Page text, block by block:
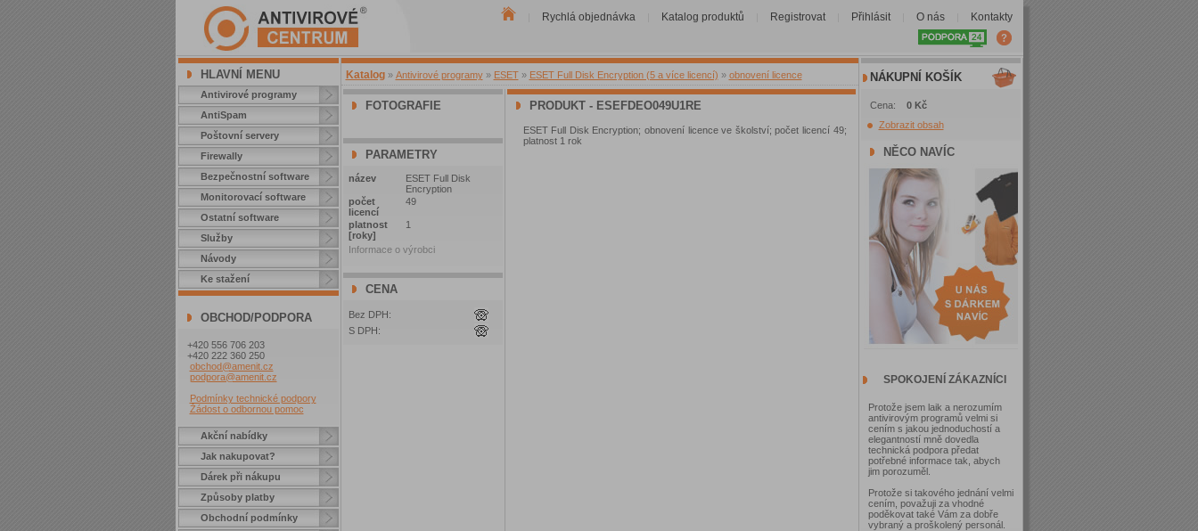
Rychlá objednávka Katalog produktů Registrovat Přihlásit O nás Kontakty
HLAVNÍ MENU
Antivirové programy
AntiSpam
Poštovní servery
Firewally
Bezpečnostní software
Monitorovací software
Ostatní software
Služby
Návody
Ke stažení
OBCHOD/PODPORA
+420 556 706 203
+420 222 360 250
obchod@amenit.cz
podpora@amenit.cz
Podmínky technické podpory
Žádost o odbornou pomoc
Akční nabídky
Jak nakupovat?
Dárek při nákupu
Způsoby platby
Obchodní podmínky
Katalog » Antivirové programy » ESET » ESET Full Disk Encryption (5 a více licencí) » obnovení licence
FOTOGRAFIE
PARAMETRY
název
ESET Full Disk
Encryption
počet
licencí
49
platnost
[roky]
1
Informace o výrobci
CENA
Bez DPH:
S DPH:
PRODUKT - ESEFDEO049U1RE
ESET Full Disk Encryption; obnovení licence ve školství; počet licencí 49;
platnost 1 rok
NÁKUPNÍ KOŠÍK
Cena: 0 Kč
Zobrazit obsah
NĚCO NAVÍC
SPOKOJENÍ ZÁKAZNÍCI
Protože jsem laik a nerozumím
antivirovým programů velmi si
cením s jakou jednoduchostí a
elegantností mně dovedla
technická podpora předat
potřebné informace tak, abych
jim porozuměl.
Protože si takového jednání velmi
cením, považuji za vhodné
poděkovat také Vám za dobře
vybraný a proškolený personál.